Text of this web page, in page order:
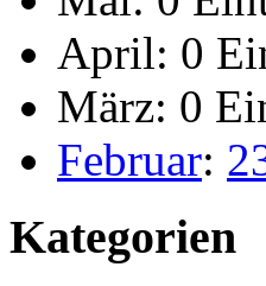
April: 0
März: 0
Februar:
Kategorien